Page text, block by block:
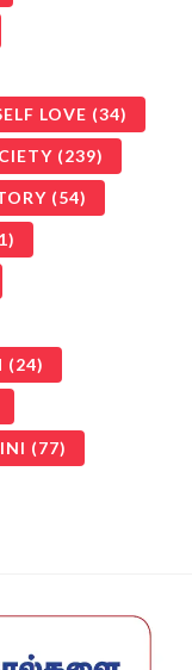
LOVE (34)
(239)
(54)
(24)
(77)